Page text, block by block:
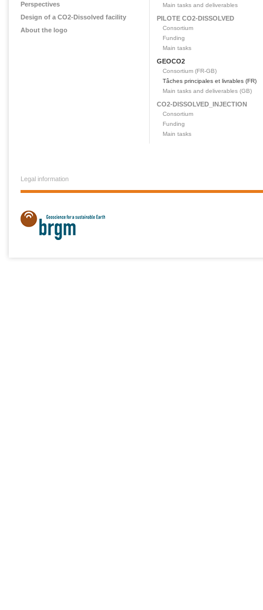
Perspectives
Design of a CO2-Dissolved facility
About the logo
Main tasks and deliverables
PILOTE CO2-DISSOLVED
Consortium
Funding
Main tasks
GEOCO2
Consortium (FR-GB)
Tâches principales et livrables (FR)
Main tasks and deliverables (GB)
CO2-DISSOLVED_INJECTION
Consortium
Funding
Main tasks
Legal information